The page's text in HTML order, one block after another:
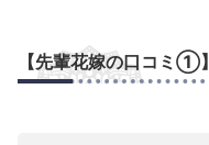
【先輩花嫁の口コミ①】